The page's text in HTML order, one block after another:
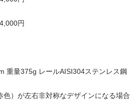
円
重量375g レールAISI304ステンレス鋼
）が左右非対称なデザインになる場合